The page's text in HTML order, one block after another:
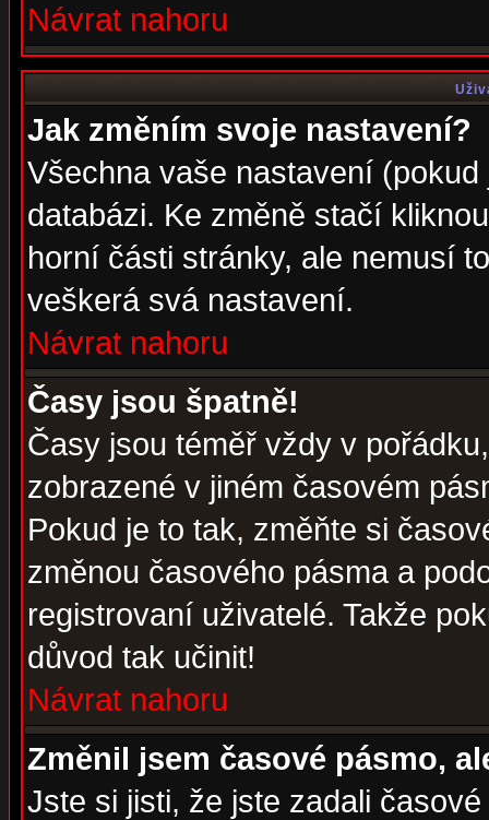
Návrat nahoru
Jak změním svoje nastavení?
Všechna vaše nastavení
databázi. Ke změně stačí
horní části stránky, ale nemusí
veškerá svá nastavení.
Návrat nahoru
Časy jsou špatně!
Časy jsou téměř vždy v
zobrazené v jiném časovém
Pokud je to tak, změňte si
změnou časového pásma a
registrovaní uživatelé. Takže
důvod tak učinit!
Návrat nahoru
Změnil jsem časové pásmo,
Jste si jisti, že jste zadali